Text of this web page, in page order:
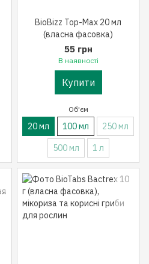
BioBizz Top-Max 20 мл
(власна фасовка)
55 грн
В наявності
Купити
Об'єм
20 мл 100 мл
250 мл
500 мл
1 л